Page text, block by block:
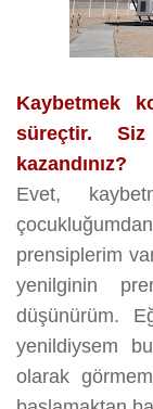
Kaybetmek
süreçtir.
kazandınız?
Evet,
prensiplerim
yenilginin
düşünürüm.
yenildiysem
olarak